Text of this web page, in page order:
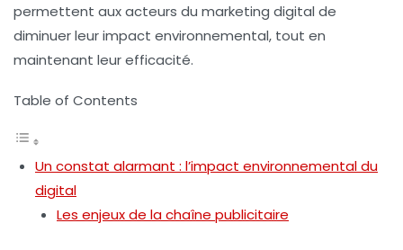
permettent aux acteurs du marketing digital de
diminuer leur impact environnemental, tout en
maintenant leur efficacité.
Table of Contents
Un constat alarmant : l’impact environnemental du
digital
Les enjeux de la chaîne publicitaire